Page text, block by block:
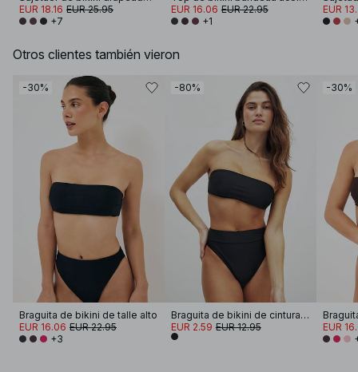
EUR 18.16 EUR 25.95
+7
EUR 16.06 EUR 22.95
+1
EUR
Otros clientes también vieron
-30%
Braguita de bikini de talle alto
EUR 16.06 EUR 22.95
+3
-80%
Braguita de bikini de cintura alta
EUR 2.59 EUR 12.95
-30%
EUR